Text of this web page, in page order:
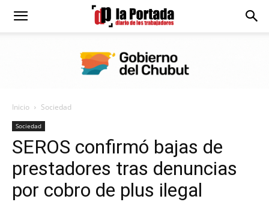
Diario
Portada
Inicio Sociedad
Sociedad
SEROS confirmó bajas de
prestadores tras denuncias
por cobro de plus ilegal